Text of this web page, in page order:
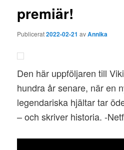
premiär!
Publicerat2022-02-21 avAnnika
Den här uppföljaren till
hundra år senare, när en
legendariska hjältar tar
– och skriver historia. -